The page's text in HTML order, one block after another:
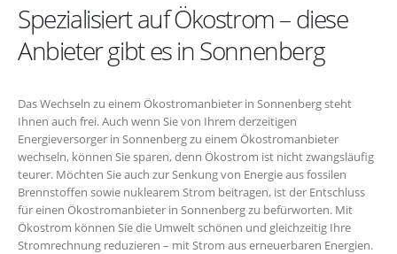
Spezialisiert auf Ökostrom – diese
Anbieter gibt es in Sonnenberg
Das Wechseln zu einem Ökostromanbieter in Sonnenberg steht
Ihnen auch frei. Auch wenn Sie von Ihrem derzeitigen
Energieversorger in Sonnenberg zu einem Ökostromanbieter
wechseln, können Sie sparen, denn Ökostrom ist nicht zwangsläufig
teurer. Möchten Sie auch zur Senkung von Energie aus fossilen
Brennstoffen sowie nuklearem Strom beitragen, ist der Entschluss
für einen Ökostromanbieter in Sonnenberg zu befürworten. Mit
Ökostrom können Sie die Umwelt schönen und gleichzeitig Ihre
Stromrechnung reduzieren – mit Strom aus erneuerbaren Energien.